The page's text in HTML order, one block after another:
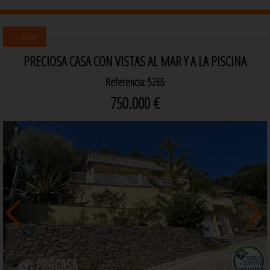
<< Volver
PRECIOSA CASA CON VISTAS AL MAR Y A LA PISCINA
Referencia: 5265
750.000 €